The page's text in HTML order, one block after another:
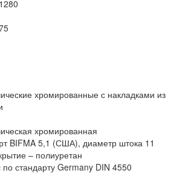
хромированные с накладками из
хромированная
BIFMA 5,1 (США), диаметр штока 11
– полиуретан
по стандарту Germany DIN 4550